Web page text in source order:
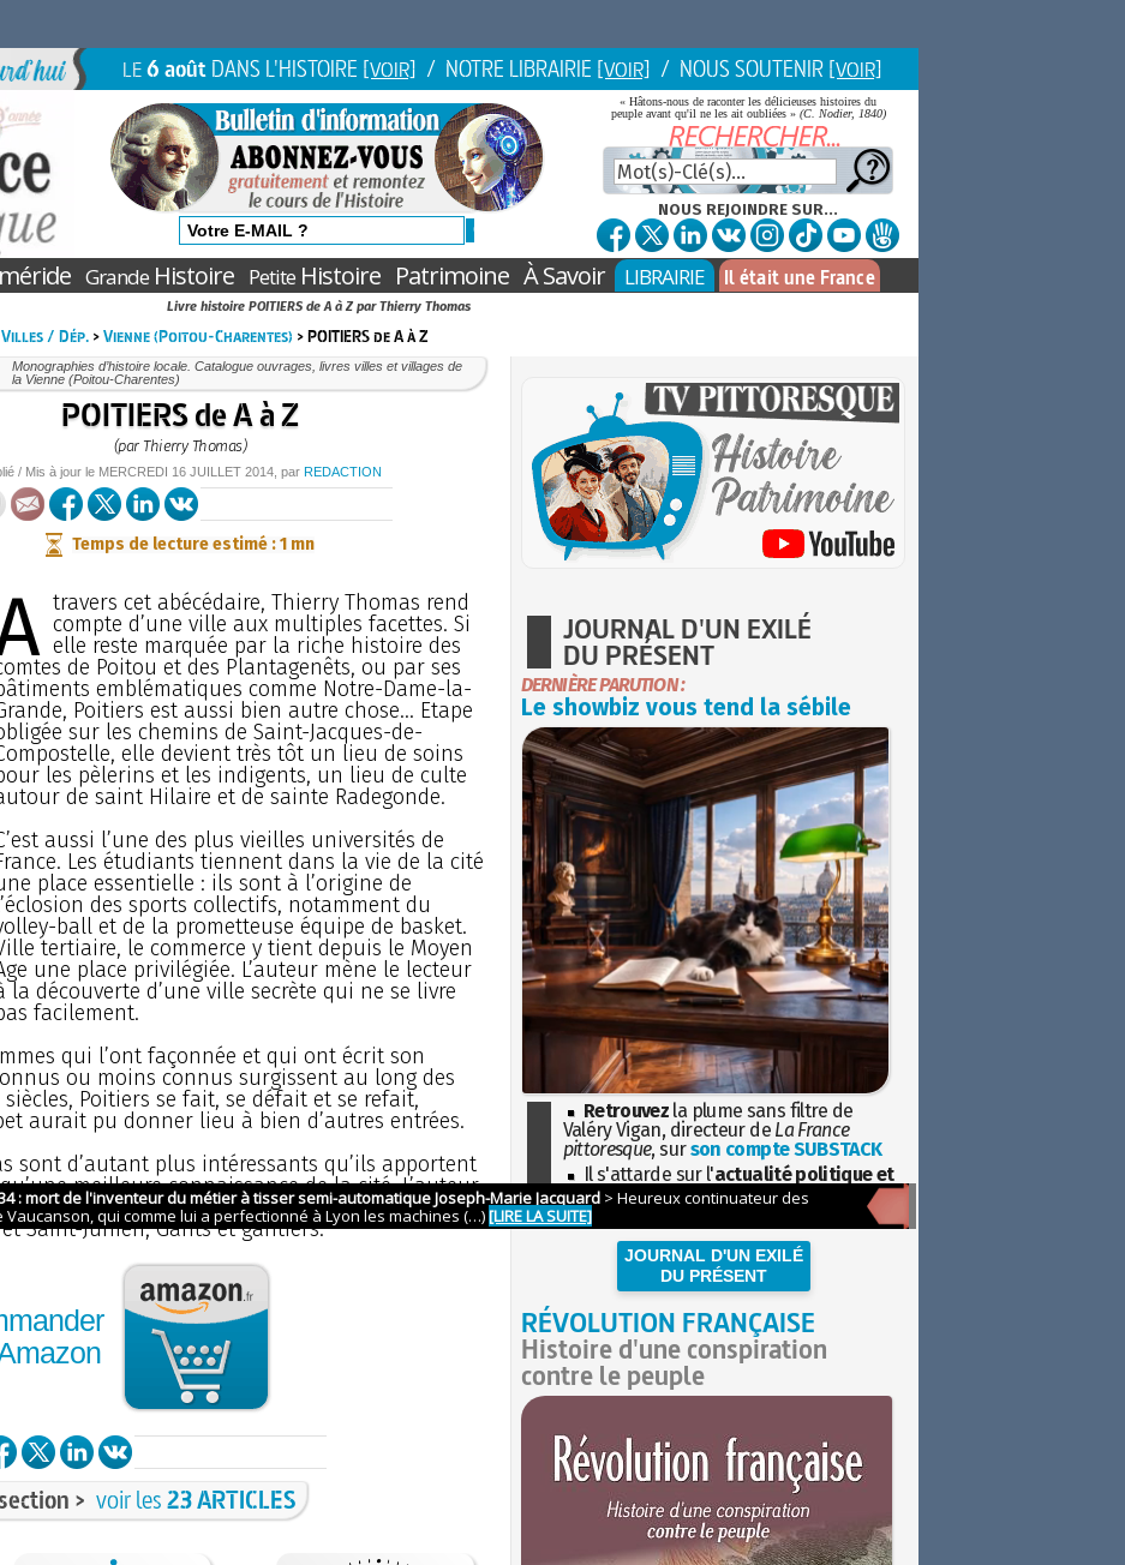
LE6 août DANS L'HISTOIRE [VOIR] / NOTRE LIBRAIRIE [VOIR] / NOUS SOUTENIR [VOIR]
« Hâtons-nous de raconter les délicieuses histoires du
peuple avant qu'il ne les ait oubliées » (C. Nodier, 1840)
NOUS REJOINDRE SUR...
GrandeHistoire PetiteHistoire Patrimoine À Savoir LIBRAIRIE Il était une France
Livre histoire POITIERS de A à Z par Thierry Thomas
/ Dép.>Vienne (Poitou-Charentes) > POITIERS de A à Z
Monographies d’histoire locale. Catalogue ouvrages, livres villes et villages de
la Vienne (Poitou-Charentes)
POITIERS de A à Z
(par Thierry Thomas)
/ Mis à jour le MERCREDI 16 JUILLET 2014, par REDACTION
Temps de lecture estimé : 1 mn
travers cet abécédaire, Thierry Thomas rend
compte d’une ville aux multiples facettes. Si
elle reste marquée par la riche histoire des
de Poitou et des Plantagenêts, ou par ses
emblématiques comme Notre-Dame-la-
Poitiers est aussi bien autre chose… Etape
sur les chemins de Saint-Jacques-de-
elle devient très tôt un lieu de soins
les pèlerins et les indigents, un lieu de culte
de saint Hilaire et de sainte Radegonde.
aussi l’une des plus vieilles universités de
Les étudiants tiennent dans la vie de la cité
place essentielle : ils sont à l’origine de
des sports collectifs, notamment du
ball et de la prometteuse équipe de basket.
tertiaire, le commerce y tient depuis le Moyen
une place privilégiée. L’auteur mène le lecteur
la découverte d’une ville secrète qui ne se livre
facilement.
qui l’ont façonnée et qui ont écrit son
ou moins connus surgissent au long des
Poitiers se fait, se défait et se refait,
aurait pu donner lieu à bien d’autres entrées.
sont d’autant plus intéressants qu’ils apportent
meilleure connaissance de la cité. L’auteur,
publié aux Editions Alan Sutton Loudun et son
Saint-Junien, Gants et gantiers.
> voir les23 ARTICLES
JOURNAL D'UN EXILÉ
DU PRÉSENT
DERNIÈRE PARUTION :
Le showbiz vous tend la sébile
Retrouvez la plume sans filtre de
Valéry Vigan, directeur de La France
pittoresque, surson compte SUBSTACK
Il s'attarde sur l'actualité politique et
sociétaleavec la hauteur de vue de
l'Histoire
JOURNAL D'UN EXILÉ
DU PRÉSENT
RÉVOLUTION FRANÇAISE
Histoire d'une conspiration
contre le peuple